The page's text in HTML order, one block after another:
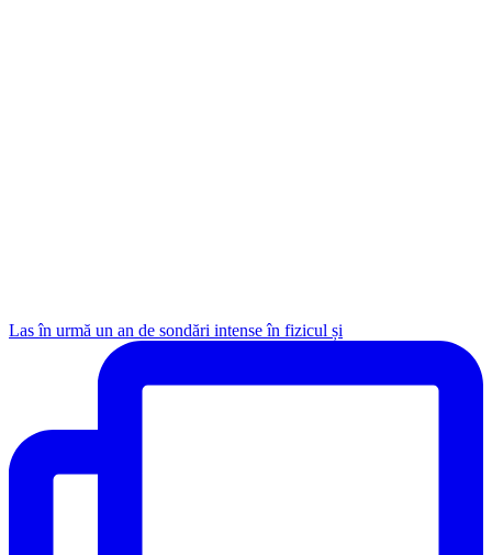
Las în urmă un an de sondări intense în fizicul și